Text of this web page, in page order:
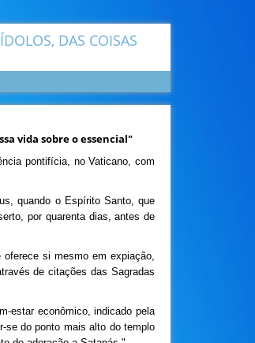
DAS COISAS
vida sobre o essencial"
pontifícia, no Vaticano, com
quando o Espírito Santo, que
por quarenta dias, antes de
si mesmo em expiação,
de citações das Sagradas
estar econômico, indicado pela
se do ponto mais alto do templo